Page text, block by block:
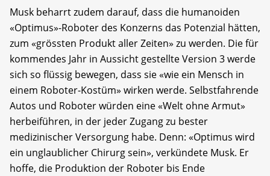
Musk beharrt zudem darauf, dass die humanoiden
«Optimus»-Roboter des Konzerns das Potenzial hätten,
zum «grössten Produkt aller Zeiten» zu werden. Die für
kommendes Jahr in Aussicht gestellte Version 3 werde
sich so flüssig bewegen, dass sie «wie ein Mensch in
einem Roboter-Kostüm» wirken werde. Selbstfahrende
Autos und Roboter würden eine «Welt ohne Armut»
herbeiführen, in der jeder Zugang zu bester
medizinischer Versorgung habe. Denn: «Optimus wird
ein unglaublicher Chirurg sein», verkündete Musk. Er
hoffe, die Produktion der Roboter bis Ende